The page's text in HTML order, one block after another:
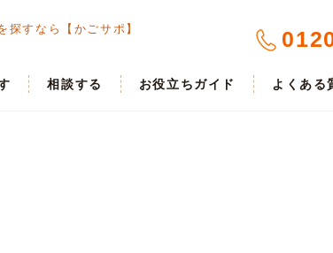
探すなら【かごサポ】
相談する お役立ちガイド よくある